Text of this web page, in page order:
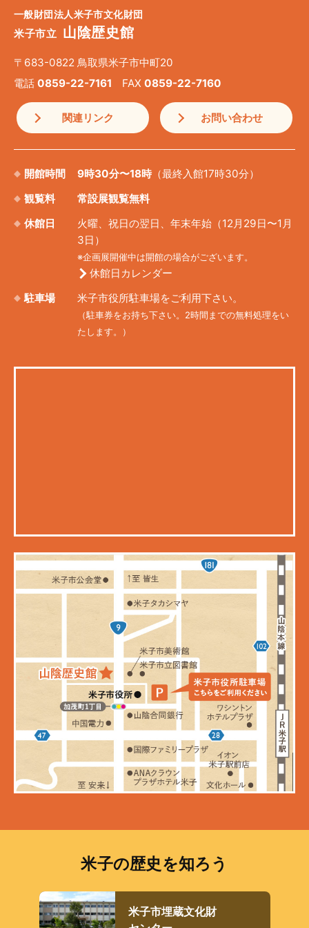
一般財団法人米子市文化財団
米子市立 山陰歴史館
〒683-0822 鳥取県米子市中町20
電話 0859-22-7161 FAX 0859-22-7160
関連リンク お問い合わせ
開館時間 9時30分〜18時（最終入館17時30分）
観覧料
常設展観覧無料
休館日
火曜、祝日の翌日、年末年始（12月29日〜1月
3日）
※企画展開催中は開館の場合がございます。
休館日カレンダー
駐車場
米子市役所駐車場をご利用下さい。
（駐車券をお持ち下さい。2時間までの無料処理をい
たします。）
米子の歴史を知ろう
米子市埋蔵文化財